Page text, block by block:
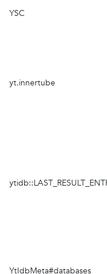
YSC
yt.innertube
YtIdbMeta#databases